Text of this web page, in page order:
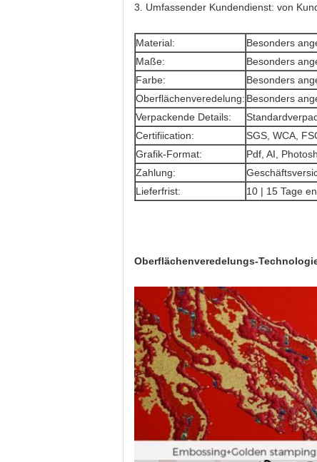
3. Umfassender Kundendienst: von
Material:
Besonders
Maße:
Besonders
Farbe:
Besonders
Oberflächenveredelung: Besonders
Verpackende Details:
Certifiication:
SGS, WCA,
Grafik-Format:
Pdf, AI,
Zahlung:
Lieferfrist:
10 | 15 Tage
Oberflächenveredelungs-